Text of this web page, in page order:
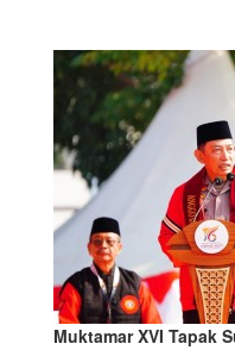
Muktamar XVI Tapak